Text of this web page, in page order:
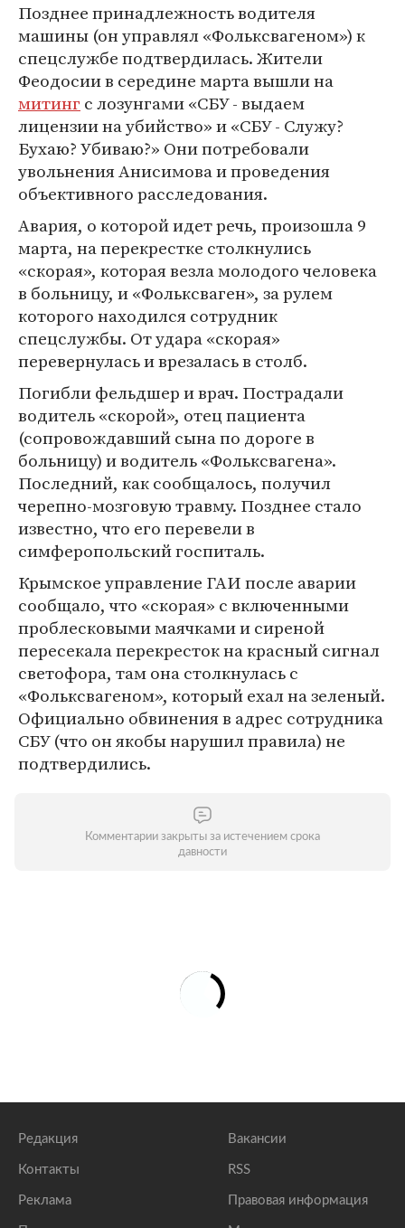
Позднее принадлежность водителя
машины (он управлял «Фольксвагеном») к
спецслужбе подтвердилась. Жители
Феодосии в середине марта вышли на
митинг с лозунгами «СБУ - выдаем
лицензии на убийство» и «СБУ - Служу?
Бухаю? Убиваю?» Они потребовали
увольнения Анисимова и проведения
объективного расследования.
Авария, о которой идет речь, произошла 9
марта, на перекрестке столкнулись
«скорая», которая везла молодого человека
в больницу, и «Фольксваген», за рулем
которого находился сотрудник
спецслужбы. От удара «скорая»
перевернулась и врезалась в столб.
Погибли фельдшер и врач. Пострадали
водитель «скорой», отец пациента
(сопровождавший сына по дороге в
больницу) и водитель «Фольксвагена».
Последний, как сообщалось, получил
черепно-мозговую травму. Позднее стало
известно, что его перевели в
симферопольский госпиталь.
Крымское управление ГАИ после аварии
сообщало, что «скорая» с включенными
проблесковыми маячками и сиреной
пересекала перекресток на красный сигнал
светофора, там она столкнулась с
«Фольксвагеном», который ехал на зеленый.
Официально обвинения в адрес сотрудника
СБУ (что он якобы нарушил правила) не
подтвердились.
Комментарии закрыты за истечением срока
давности
Редакция
Контакты
Реклама
Вакансии
RSS
Правовая информация